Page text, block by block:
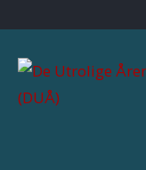
content